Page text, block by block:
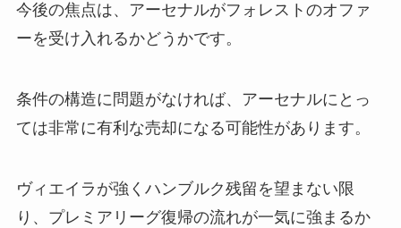
今後の焦点は、アーセナルがフォレストのオファ
ーを受け入れるかどうかです。
条件の構造に問題がなければ、アーセナルにとっ
ては非常に有利な売却になる可能性があります。
ヴィエイラが強くハンブルク残留を望まない限
り、プレミアリーグ復帰の流れが一気に強まるか